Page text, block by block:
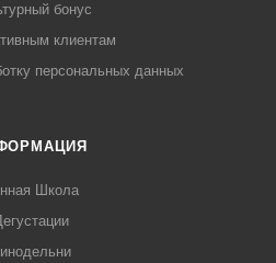
бонус
клиентам
персональных данных
Школа